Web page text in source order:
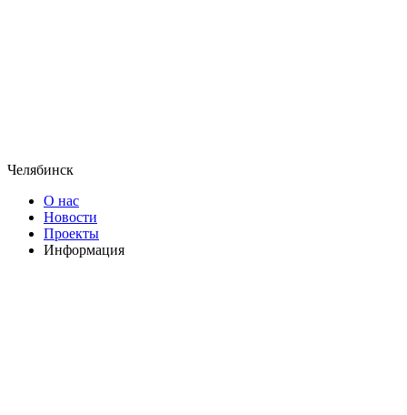
Челябинск
О нас
Новости
Проекты
Информация